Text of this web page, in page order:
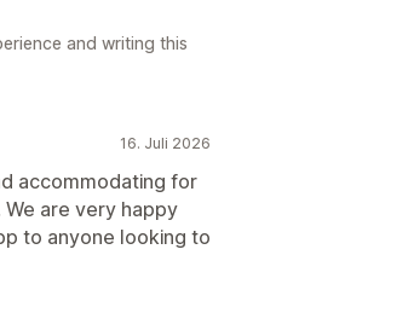
and writing this
16. Juli 2026
accommodating for
are very happy
to anyone looking to